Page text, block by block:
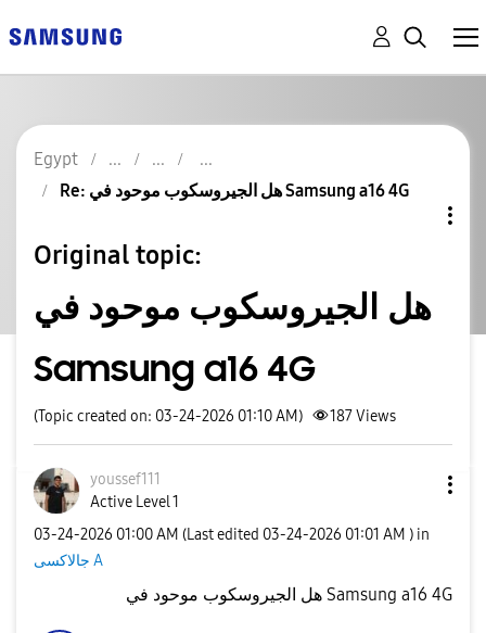
Egypt
Re: هل الجيروسكوب موحود في Samsung a16 4G
Original topic:
هل الجيروسكوب موحود في
Samsung a16 4G
(Topic created on: 03-24-2026 01:10 AM) 187Views
youssef111
Active Level 1
‎03-24-2026 01:00 AM (Last edited ‎03-24-2026 01:01 AM ) in
جالاكسى A
هل الجيروسكوب موحود في Samsung a16 4G